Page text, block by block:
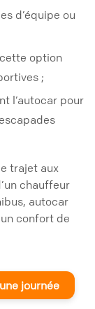
d’équipe ou
option
;
l’autocar pour
trajet aux
chauffeur
autocar
confort de
journée